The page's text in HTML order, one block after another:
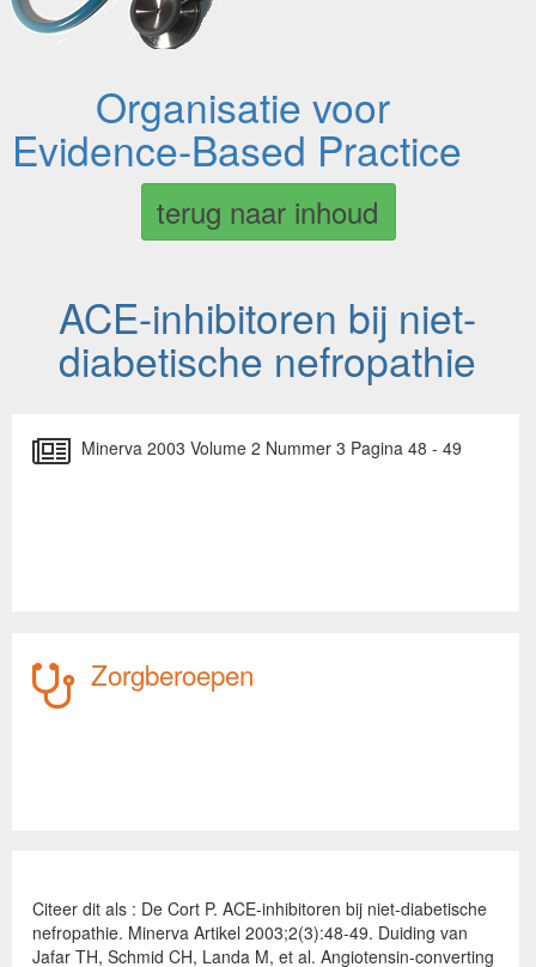
Organisatie voor
Evidence-Based Practice
terug naar inhoud
ACE-inhibitoren bij niet-
diabetische nefropathie
Minerva 2003 Volume 2 Nummer 3 Pagina 48 - 49
Zorgberoepen
Citeer dit als : De Cort P. ACE-inhibitoren bij niet-diabetische
nefropathie. Minerva Artikel 2003;2(3):48-49. Duiding van
Jafar TH, Schmid CH, Landa M, et al. Angiotensin-converting